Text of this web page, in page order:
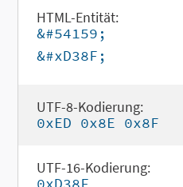
HTML-Entität:
&#54159;
&#xD38F;
UTF-8-Kodierung:
0xED 0x8E 0x8F
UTF-16-Kodierung: